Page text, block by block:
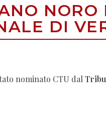
NORO
DI
nominato CTU dal